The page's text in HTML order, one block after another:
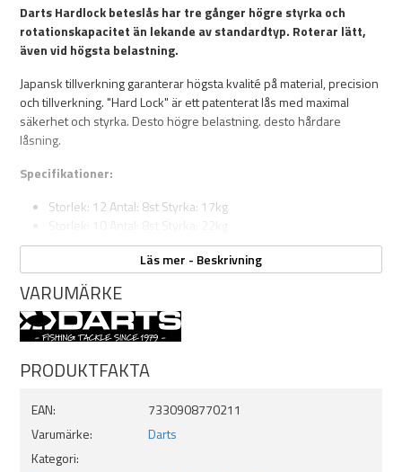
Darts Hardlock beteslås har tre gånger högre styrka och
rotationskapacitet än lekande av standardtyp. Roterar lätt,
även vid högsta belastning.
Japansk tillverkning garanterar högsta kvalité på material, precision
och tillverkning. "Hard Lock" är ett patenterat lås med maximal
säkerhet och styrka. Desto högre belastning. desto hårdare
låsning.
Specifikationer:
Storlek: 12 Antal: 8st Styrka: 17kg
Storlek: 8 Antal: 7st Styrka: 22kg
Storlek: 6 Antal: 6st Styrka: 30kg
Storlek: 4 Antal: 5st Styrka: 58kg
Läs mer - Beskrivning
VARUMÄRKE
PRODUKTFAKTA
EAN:
7330908770211
Varumärke:
Darts
Kategori: